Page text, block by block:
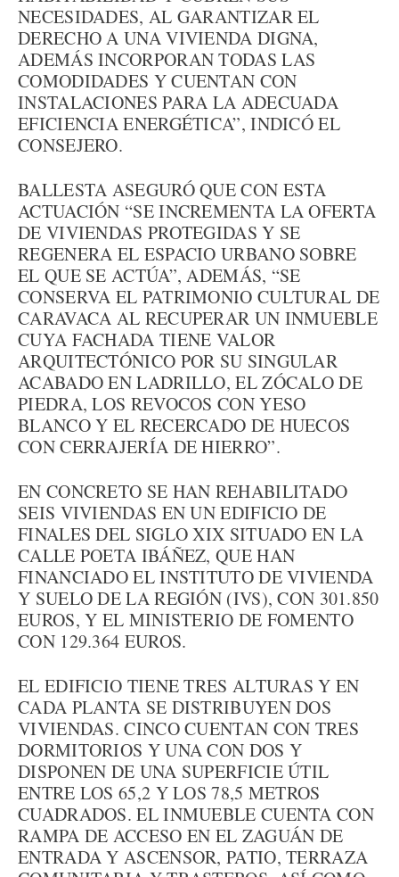
NECESIDADES, AL GARANTIZAR EL
DERECHO A UNA VIVIENDA DIGNA,
ADEMÁS INCORPORAN TODAS LAS
COMODIDADES Y CUENTAN CON
INSTALACIONES PARA LA ADECUADA
EFICIENCIA ENERGÉTICA”, INDICÓ EL
CONSEJERO.
BALLESTA ASEGURÓ QUE CON ESTA
ACTUACIÓN “SE INCREMENTA LA OFERTA
DE VIVIENDAS PROTEGIDAS Y SE
REGENERA EL ESPACIO URBANO SOBRE
EL QUE SE ACTÚA”, ADEMÁS, “SE
CONSERVA EL PATRIMONIO CULTURAL DE
CARAVACA AL RECUPERAR UN INMUEBLE
CUYA FACHADA TIENE VALOR
ARQUITECTÓNICO POR SU SINGULAR
ACABADO EN LADRILLO, EL ZÓCALO DE
PIEDRA, LOS REVOCOS CON YESO
BLANCO Y EL RECERCADO DE HUECOS
CON CERRAJERÍA DE HIERRO”.
EN CONCRETO SE HAN REHABILITADO
SEIS VIVIENDAS EN UN EDIFICIO DE
FINALES DEL SIGLO XIX SITUADO EN LA
CALLE POETA IBÁÑEZ, QUE HAN
FINANCIADO EL INSTITUTO DE VIVIENDA
Y SUELO DE LA REGIÓN (IVS), CON 301.850
EUROS, Y EL MINISTERIO DE FOMENTO
CON 129.364 EUROS.
EL EDIFICIO TIENE TRES ALTURAS Y EN
CADA PLANTA SE DISTRIBUYEN DOS
VIVIENDAS. CINCO CUENTAN CON TRES
DORMITORIOS Y UNA CON DOS Y
DISPONEN DE UNA SUPERFICIE ÚTIL
ENTRE LOS 65,2 Y LOS 78,5 METROS
CUADRADOS. EL INMUEBLE CUENTA CON
RAMPA DE ACCESO EN EL ZAGUÁN DE
ENTRADA Y ASCENSOR, PATIO, TERRAZA